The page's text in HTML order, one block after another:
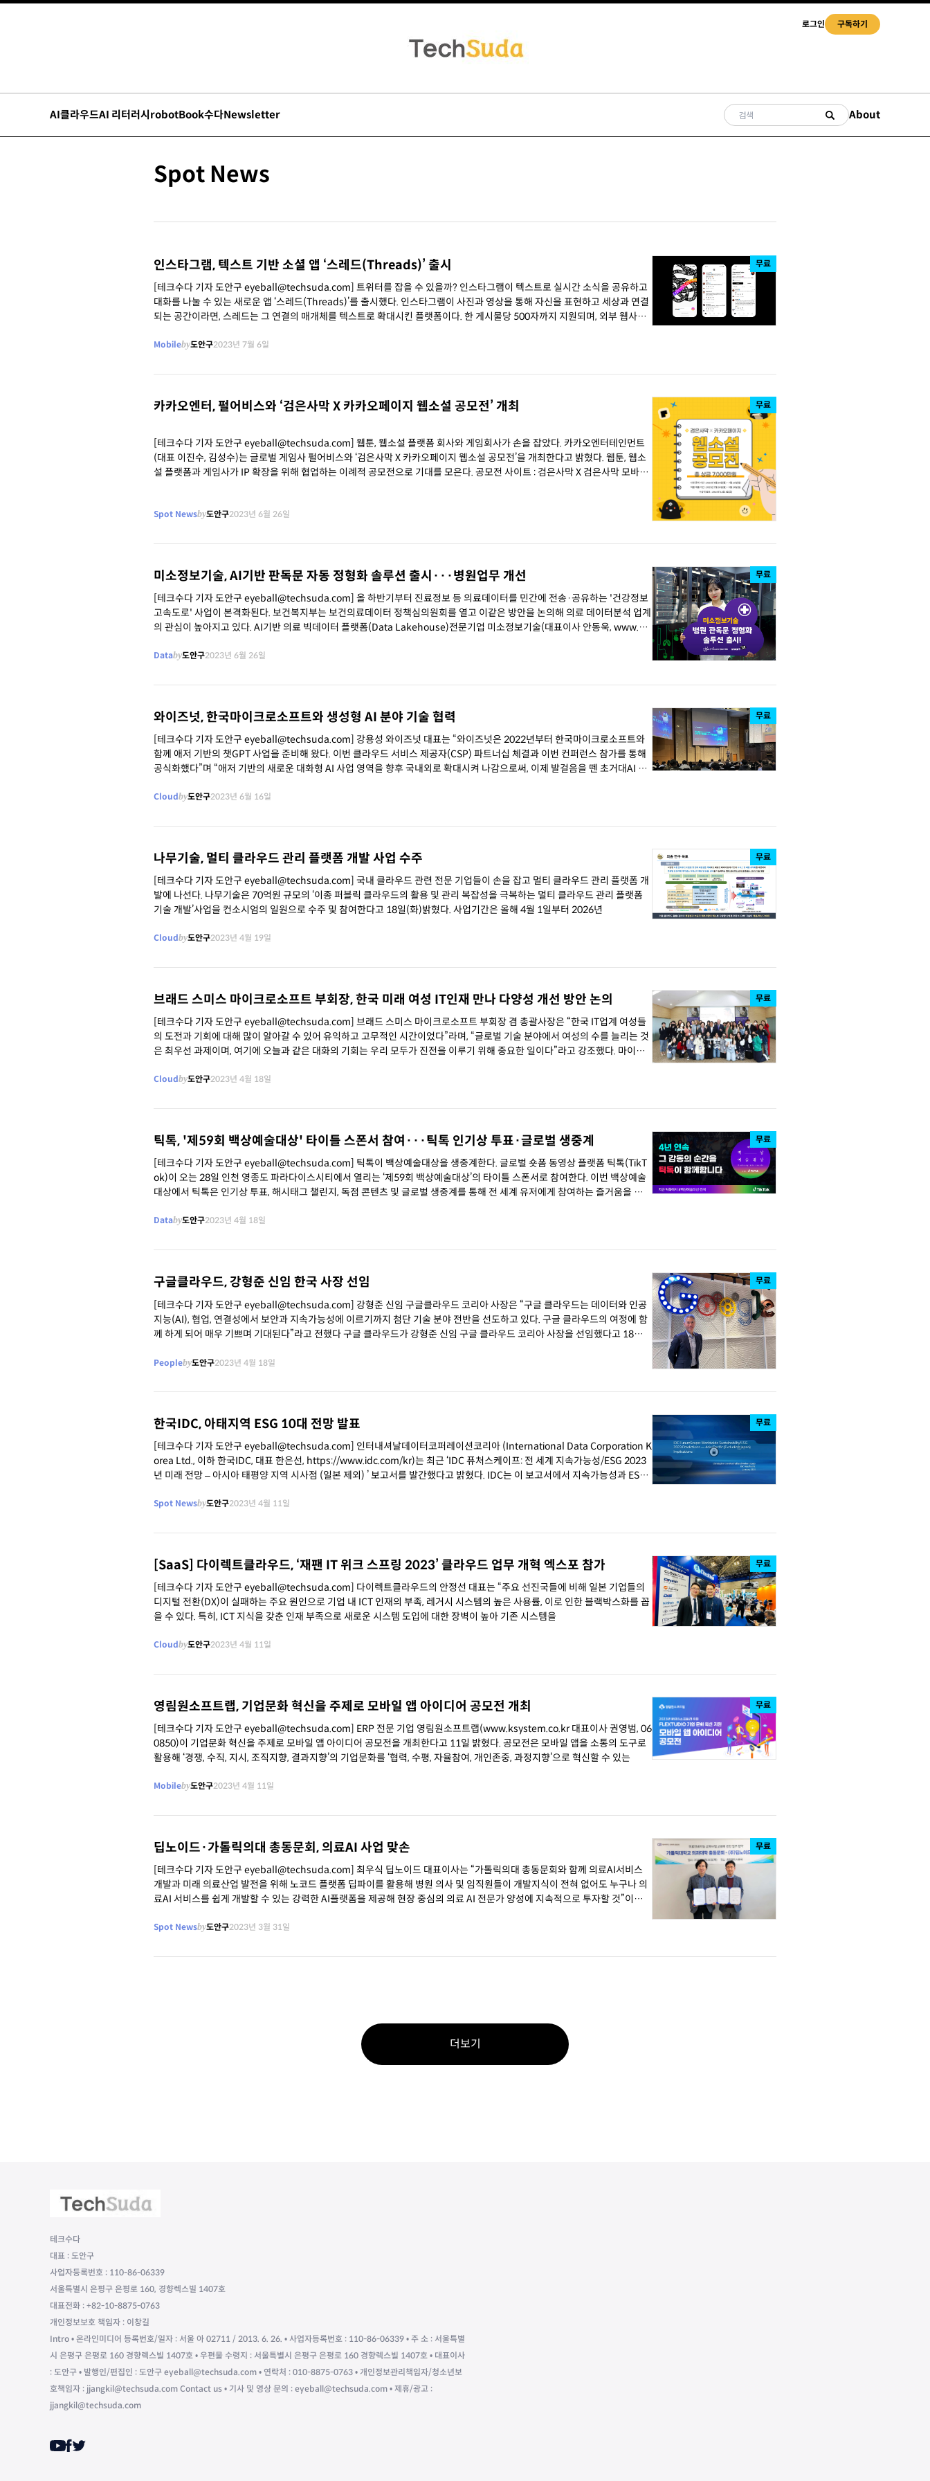
로그인 구독하기
AI클라우드AI 리터러시robotBook수다Newsletter About
Spot News
인스타그램, 텍스트 기반 소셜 앱 ‘스레드(Threads)’ 출시
[테크수다 기자 도안구 eyeball@techsuda.com] 트위터를 잡을 수 있을까? 인스타그램이 텍스트로 실시간 소식을 공유하고
대화를 나눌 수 있는 새로운 앱 ‘스레드(Threads)’를 출시했다. 인스타그램이 사진과 영상을 통해 자신을 표현하고 세상과 연결
되는 공간이라면, 스레드는 그 연결의 매개체를 텍스트로 확대시킨 플랫폼이다. 한 게시물당 500자까지 지원되며, 외부 웹사이
Mobileby도안구2023년 7월 6일
무료
카카오엔터, 펄어비스와 ‘검은사막 X 카카오페이지 웹소설 공모전’ 개최
[테크수다 기자 도안구 eyeball@techsuda.com] 웹툰, 웹소설 플랫폼 회사와 게임회사가 손을 잡았다. 카카오엔터테인먼트
(대표 이진수, 김성수)는 글로벌 게임사 펄어비스와 ‘검은사막 X 카카오페이지 웹소설 공모전’을 개최한다고 밝혔다. 웹툰, 웹소
설 플랫폼과 게임사가 IP 확장을 위해 협업하는 이례적 공모전으로 기대를 모은다. 공모전 사이트 : 검은사막 X 검은사막 모바일
Spot Newsby도안구2023년 6월 26일
무료
미소정보기술, AI기반 판독문 자동 정형화 솔루션 출시···병원업무 개선
[테크수다 기자 도안구 eyeball@techsuda.com] 올 하반기부터 진료정보 등 의료데이터를 민간에 전송·공유하는 '건강정보
고속도로' 사업이 본격화된다. 보건복지부는 보건의료데이터 정책심의원회를 열고 이같은 방안을 논의해 의료 데이터분석 업계
의 관심이 높아지고 있다. AI기반 의료 빅데이터 플랫폼(Data Lakehouse)전문기업 미소정보기술(대표이사 안동욱, www.mi
Databy도안구2023년 6월 26일
무료
와이즈넛, 한국마이크로소프트와 생성형 AI 분야 기술 협력
[테크수다 기자 도안구 eyeball@techsuda.com] 강용성 와이즈넛 대표는 “와이즈넛은 2022년부터 한국마이크로소프트와
함께 애저 기반의 챗GPT 사업을 준비해 왔다. 이번 클라우드 서비스 제공자(CSP) 파트너십 체결과 이번 컨퍼런스 참가를 통해
공식화했다”며 “애저 기반의 새로운 대화형 AI 사업 영역을 향후 국내외로 확대시켜 나감으로써, 이제 발걸음을 뗀 초거대AI 시
Cloudby도안구2023년 6월 16일
무료
나무기술, 멀티 클라우드 관리 플랫폼 개발 사업 수주
[테크수다 기자 도안구 eyeball@techsuda.com] 국내 클라우드 관련 전문 기업들이 손을 잡고 멀티 클라우드 관리 플랫폼 개
발에 나선다. 나무기술은 70억원 규모의 ‘이종 퍼블릭 클라우드의 활용 및 관리 복잡성을 극복하는 멀티 클라우드 관리 플랫폼
기술 개발’사업을 컨소시엄의 일원으로 수주 및 참여한다고 18일(화)밝혔다. 사업기간은 올해 4월 1일부터 2026년
Cloudby도안구2023년 4월 19일
무료
브래드 스미스 마이크로소프트 부회장, 한국 미래 여성 IT인재 만나 다양성 개선 방안 논의
[테크수다 기자 도안구 eyeball@techsuda.com] 브래드 스미스 마이크로소프트 부회장 겸 총괄사장은 “한국 IT업계 여성들
의 도전과 기회에 대해 많이 알아갈 수 있어 유익하고 고무적인 시간이었다”라며, “글로벌 기술 분야에서 여성의 수를 늘리는 것
은 최우선 과제이며, 여기에 오늘과 같은 대화의 기회는 우리 모두가 진전을 이루기 위해 중요한 일이다”라고 강조했다. 마이크
Cloudby도안구2023년 4월 18일
무료
틱톡, '제59회 백상예술대상' 타이틀 스폰서 참여···틱톡 인기상 투표·글로벌 생중계
[테크수다 기자 도안구 eyeball@techsuda.com] 틱톡이 백상예술대상을 생중계한다. 글로벌 숏폼 동영상 플랫폼 틱톡(TikT
ok)이 오는 28일 인천 영종도 파라다이스시티에서 열리는 ‘제59회 백상예술대상’의 타이틀 스폰서로 참여한다. 이번 백상예술
대상에서 틱톡은 인기상 투표, 해시태그 챌린지, 독점 콘텐츠 및 글로벌 생중계를 통해 전 세계 유저에게 참여하는 즐거움을 선사
Databy도안구2023년 4월 18일
무료
구글클라우드, 강형준 신임 한국 사장 선임
[테크수다 기자 도안구 eyeball@techsuda.com] 강형준 신임 구글클라우드 코리아 사장은 “구글 클라우드는 데이터와 인공
지능(AI), 협업, 연결성에서 보안과 지속가능성에 이르기까지 첨단 기술 분야 전반을 선도하고 있다. 구글 클라우드의 여정에 함
께 하게 되어 매우 기쁘며 기대된다”라고 전했다 구글 클라우드가 강형준 신임 구글 클라우드 코리아 사장을 선임했다고 18일
Peopleby도안구2023년 4월 18일
무료
한국IDC, 아태지역 ESG 10대 전망 발표
[테크수다 기자 도안구 eyeball@techsuda.com] 인터내셔날데이터코퍼레이션코리아 (International Data Corporation K
orea Ltd., 이하 한국IDC, 대표 한은선, https://www.idc.com/kr)는 최근 ‘IDC 퓨처스케이프: 전 세계 지속가능성/ESG 2023
년 미래 전망 – 아시아 태평양 지역 시사점 (일본 제외) ’ 보고서를 발간했다고 밝혔다. IDC는 이 보고서에서 지속가능성과 ESG
Spot Newsby도안구2023년 4월 11일
무료
[SaaS] 다이렉트클라우드, ‘재팬 IT 위크 스프링 2023’ 클라우드 업무 개혁 엑스포 참가
[테크수다 기자 도안구 eyeball@techsuda.com] 다이렉트클라우드의 안정선 대표는 “주요 선진국들에 비해 일본 기업들의
디지털 전환(DX)이 실패하는 주요 원인으로 기업 내 ICT 인재의 부족, 레거시 시스템의 높은 사용률, 이로 인한 블랙박스화를 꼽
을 수 있다. 특히, ICT 지식을 갖춘 인재 부족으로 새로운 시스템 도입에 대한 장벽이 높아 기존 시스템을
Cloudby도안구2023년 4월 11일
무료
영림원소프트랩, 기업문화 혁신을 주제로 모바일 앱 아이디어 공모전 개최
[테크수다 기자 도안구 eyeball@techsuda.com] ERP 전문 기업 영림원소프트랩(www.ksystem.co.kr 대표이사 권영범, 06
0850)이 기업문화 혁신을 주제로 모바일 앱 아이디어 공모전을 개최한다고 11일 밝혔다. 공모전은 모바일 앱을 소통의 도구로
활용해 ‘경쟁, 수직, 지시, 조직지향, 결과지향’의 기업문화를 ‘협력, 수평, 자율참여, 개인존중, 과정지향’으로 혁신할 수 있는
Mobileby도안구2023년 4월 11일
무료
딥노이드·가톨릭의대 총동문회, 의료AI 사업 맞손
[테크수다 기자 도안구 eyeball@techsuda.com] 최우식 딥노이드 대표이사는 “가톨릭의대 총동문회와 함께 의료AI서비스
개발과 미래 의료산업 발전을 위해 노코드 플랫폼 딥파이를 활용해 병원 의사 및 임직원들이 개발지식이 전혀 없어도 누구나 의
료AI 서비스를 쉽게 개발할 수 있는 강력한 AI플랫폼을 제공해 현장 중심의 의료 AI 전문가 양성에 지속적으로 투자할 것”이라고
Spot Newsby도안구2023년 3월 31일
무료
더보기
테크수다
대표 : 도안구
사업자등록번호 : 110-86-06339
서울특별시 은평구 은평로 160, 경향렉스빌 1407호
대표전화 : +82-10-8875-0763
개인정보보호 책임자 : 이창길
Intro • 온라인미디어 등록번호/일자 : 서울 아 02711 / 2013. 6. 26. • 사업자등록번호 : 110-86-06339 • 주 소 : 서울특별
시 은평구 은평로 160 경향렉스빌 1407호 • 우편물 수령지 : 서울특별시 은평구 은평로 160 경향렉스빌 1407호 • 대표이사
: 도안구 • 발행인/편집인 : 도안구 eyeball@techsuda.com • 연락처 : 010-8875-0763 • 개인정보관리책임자/청소년보
호책임자 : jjangkil@techsuda.com Contact us • 기사 및 영상 문의 : eyeball@techsuda.com • 제휴/광고 :
jjangkil@techsuda.com